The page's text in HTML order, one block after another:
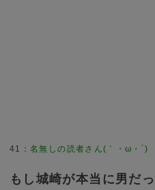
41 ：名無しの読者さん(｀・ω・´)
もし城崎が本当に男だ